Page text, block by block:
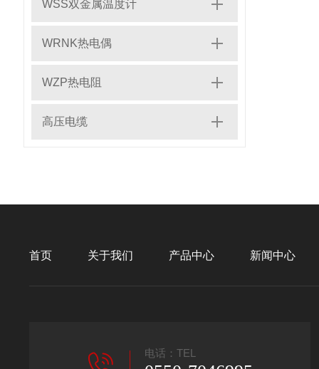
WSS双金属温度计
WRNK热电偶
WZP热电阻
高压电缆
首页 关于我们 产品中心 新闻中心
电话：TEL